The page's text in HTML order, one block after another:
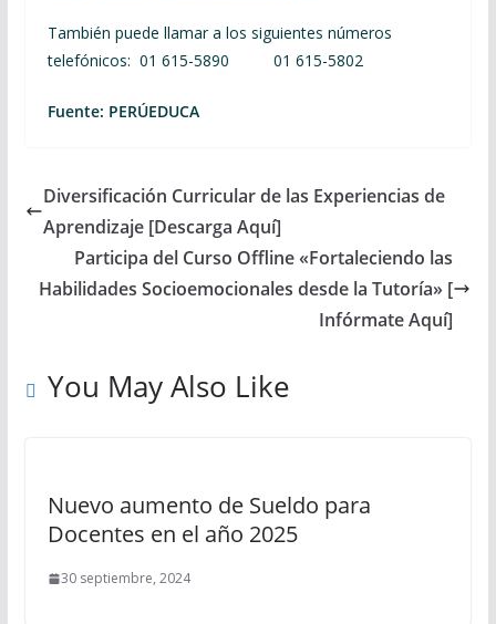
También puede llamar a los siguientes números
telefónicos: 01 615-5890 01 615-5802
Fuente: PERÚEDUCA
Diversificación Curricular de las Experiencias de
Aprendizaje [Descarga Aquí]
Participa del Curso Offline «Fortaleciendo las
Habilidades Socioemocionales desde la Tutoría» [
Infórmate Aquí]
You May Also Like
Nuevo aumento de Sueldo para
Docentes en el año 2025
30 septiembre, 2024